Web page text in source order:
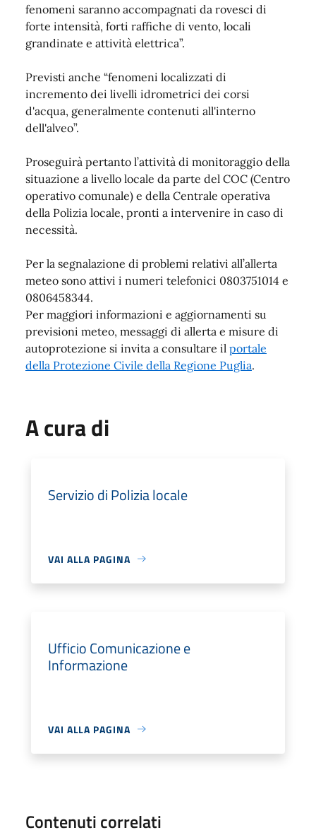
fenomeni saranno accompagnati da rovesci di
forte intensità, forti raffiche di vento, locali
grandinate e attività elettrica”.
Previsti anche “fenomeni localizzati di
incremento dei livelli idrometrici dei corsi
d'acqua, generalmente contenuti all'interno
dell'alveo”.
Proseguirà pertanto l’attività di monitoraggio della
situazione a livello locale da parte del COC (Centro
operativo comunale) e della Centrale operativa
della Polizia locale, pronti a intervenire in caso di
necessità.
Per la segnalazione di problemi relativi all’allerta
meteo sono attivi i numeri telefonici 0803751014 e
0806458344.
Per maggiori informazioni e aggiornamenti su
previsioni meteo, messaggi di allerta e misure di
autoprotezione si invita a consultare il portale
della Protezione Civile della Regione Puglia.
A cura di
Servizio di Polizia locale
VAI ALLA PAGINA
Ufficio Comunicazione e
Informazione
VAI ALLA PAGINA
Contenuti correlati